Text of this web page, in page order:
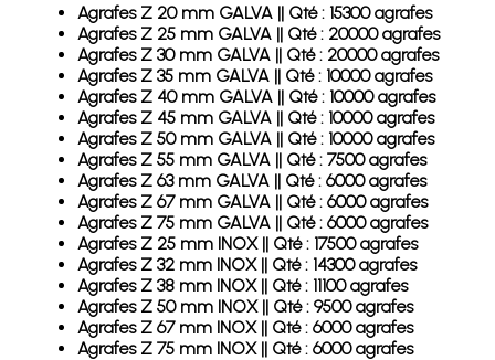
Agrafes Z 20 mm GALVA || Qté : 15300 agrafes
Agrafes Z 25 mm GALVA || Qté : 20000 agrafes
Agrafes Z 30 mm GALVA || Qté : 20000 agrafes
Agrafes Z 35 mm GALVA || Qté : 10000 agrafes
Agrafes Z 40 mm GALVA || Qté : 10000 agrafes
Agrafes Z 45 mm GALVA || Qté : 10000 agrafes
Agrafes Z 50 mm GALVA || Qté : 10000 agrafes
Agrafes Z 55 mm GALVA || Qté : 7500 agrafes
Agrafes Z 63 mm GALVA || Qté : 6000 agrafes
Agrafes Z 67 mm GALVA || Qté : 6000 agrafes
Agrafes Z 75 mm GALVA || Qté : 6000 agrafes
Agrafes Z 25 mm INOX || Qté : 17500 agrafes
Agrafes Z 32 mm INOX || Qté : 14300 agrafes
Agrafes Z 38 mm INOX || Qté : 11100 agrafes
Agrafes Z 50 mm INOX || Qté : 9500 agrafes
Agrafes Z 67 mm INOX || Qté : 6000 agrafes
Agrafes Z 75 mm INOX || Qté : 6000 agrafes